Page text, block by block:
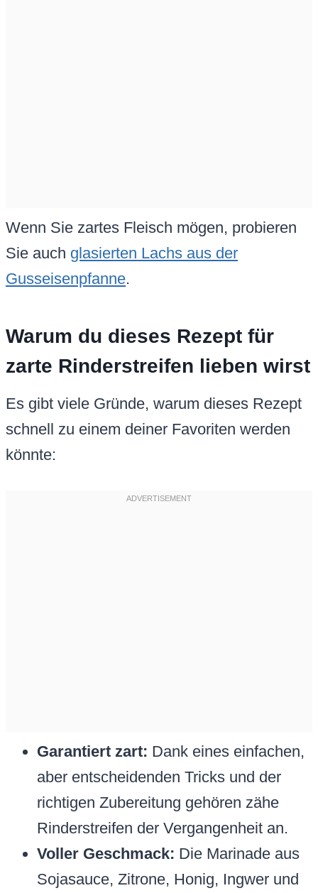
Wenn Sie zartes Fleisch mögen, probieren
Sie auch glasierten Lachs aus der
Gusseisenpfanne.
Warum du dieses Rezept für
zarte Rinderstreifen lieben wirst
Es gibt viele Gründe, warum dieses Rezept
schnell zu einem deiner Favoriten werden
könnte:
Garantiert zart: Dank eines einfachen,
aber entscheidenden Tricks und der
richtigen Zubereitung gehören zähe
Rinderstreifen der Vergangenheit an.
Voller Geschmack: Die Marinade aus
Sojasauce, Zitrone, Honig, Ingwer und